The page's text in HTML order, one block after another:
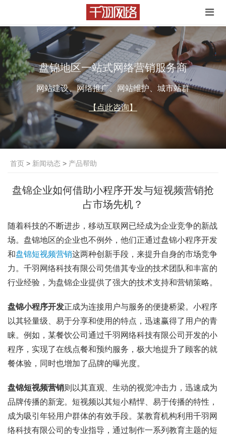
盘锦地区一站式网络营销服务商
网站建设、网络推广、网站维护、城市站群
【点此咨询】
首页 > 新闻动态 > 产品帮助
盘锦企业如何借助小程序开发与短视频营销抢
占市场先机？
随着科技的不断进步，移动互联网已经成为企业竞争的新战
场。盘锦地区的企业也不例外，他们正通过盘锦小程序开发
和盘锦短视频营销这两种创新手段，来提升自身的市场竞争
力。千羽网络科技有限公司凭借其专业的技术团队和丰富的
行业经验，为盘锦企业提供了强大的技术支持和营销策略。
盘锦小程序开发正成为连接用户与服务的便捷桥梁。小程序
以其轻量级、易于分享和使用的特点，迅速赢得了用户的青
睐。例如，某餐饮公司通过千羽网络科技有限公司开发的小
程序，实现了在线点餐和预约服务，极大地提升了顾客的就
餐体验，同时也增加了品牌的曝光度。
盘锦短视频营销则以其直观、生动的视觉冲击力，迅速成为
品牌传播的新宠。短视频以其短小精悍、易于传播的特性，
成为吸引年轻用户群体的有效手段。某教育机构利用千羽网
络科技有限公司的专业指导，通过制作一系列教育主题的短